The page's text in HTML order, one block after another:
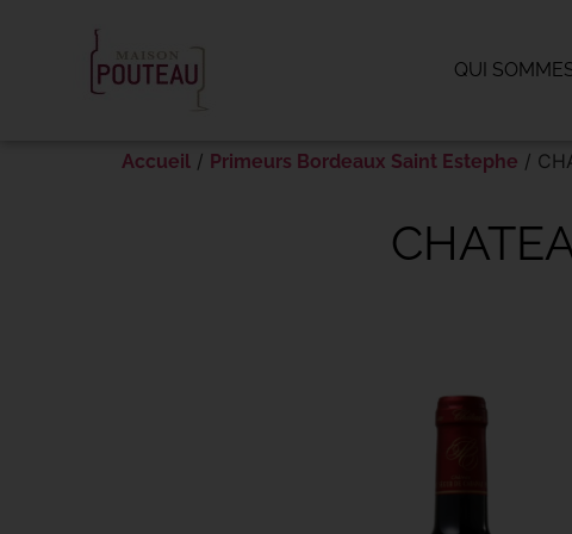
QUI
Accueil / Primeurs Bordeaux Saint Estephe /